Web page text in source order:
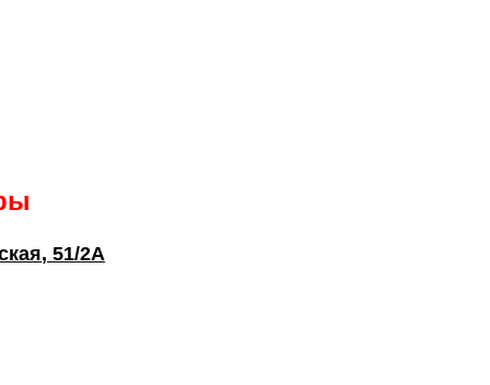
, 51/2А